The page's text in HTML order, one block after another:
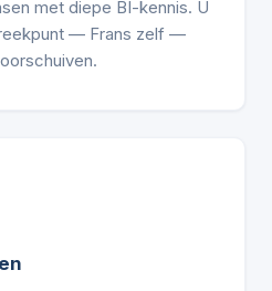
met diepe BI-kennis. U
— Frans zelf —